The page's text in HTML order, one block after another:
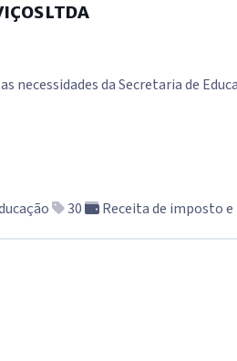
LTDA
necessidades da Secretaria de
30 Receita de imposto e